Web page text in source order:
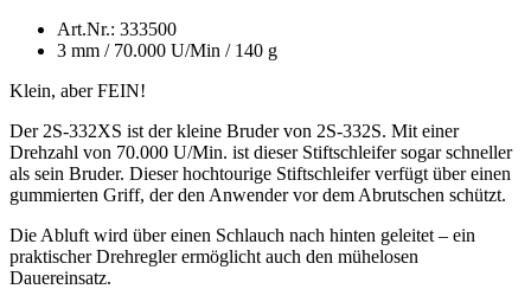
Art.Nr.: 333500
3 mm / 70.000 U/Min / 140 g
Klein, aber FEIN!
Der 2S-332XS ist der kleine Bruder von 2S-332S. Mit einer
Drehzahl von 70.000 U/Min. ist dieser Stiftschleifer sogar schneller
als sein Bruder. Dieser hochtourige Stiftschleifer verfügt über einen
gummierten Griff, der den Anwender vor dem Abrutschen schützt.
Die Abluft wird über einen Schlauch nach hinten geleitet – ein
praktischer Drehregler ermöglicht auch den mühelosen
Dauereinsatz.